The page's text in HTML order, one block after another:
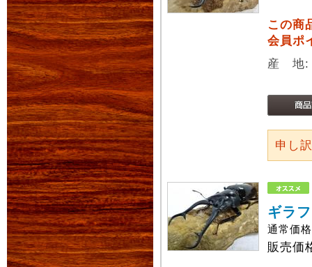
この商
会員ポ
産 地:
申し
ギラ
通常価
販売価